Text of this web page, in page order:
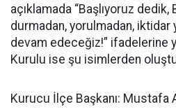
açıklamada “Başlıyoruz dedik,
durmadan, yorulmadan, iktidar
devam edeceğiz!” ifadelerine
Kurulu ise şu isimlerden
Kurucu İlçe Başkanı: Mustafa